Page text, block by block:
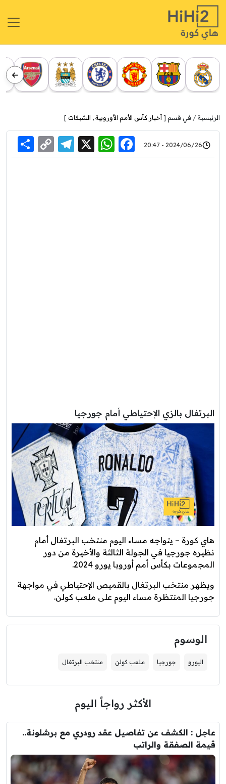
الرئيسية في قسم [ أخبار كأس الأمم الأوروبية , الشبكات ]
2024/06/26 - 20:47
Facebook
WhatsApp
X
Link
البرتغال بالزي الإحتياطي أمام جورجيا
هاي كورة – يتواجه مساء اليوم منتخب البرتغال أمام
نظيره جورجيا في الجولة الثالثة والأخيرة من دور
المجموعات بكأس أمم أوروبا يورو 2024.
ويظهر منتخب البرتغال بالقميص الإحتياطي في مواجهة
جورجيا المنتظرة مساء اليوم على ملعب كولن.
الوسوم
اليورو جورجيا ملعب كولن منتخب البرتغال
الأكثر رواجاً اليوم
عاجل : الكشف عن تفاصيل عقد رودري مع برشلونة..
قيمة الصفقة والراتب